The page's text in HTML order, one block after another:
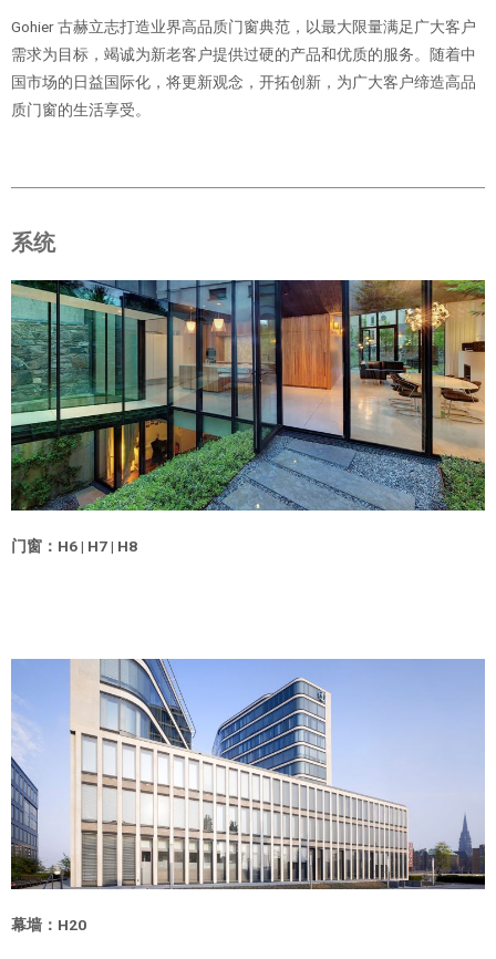
Gohier 古赫立志打造业界高品质门窗典范，以最大限量满足广大客户
需求为目标，竭诚为新老客户提供过硬的产品和优质的服务。随着中
国市场的日益国际化，将更新观念，开拓创新，为广大客户缔造高品
质门窗的生活享受。
系统
门窗：H6 | H7 | H8
幕墙：H20